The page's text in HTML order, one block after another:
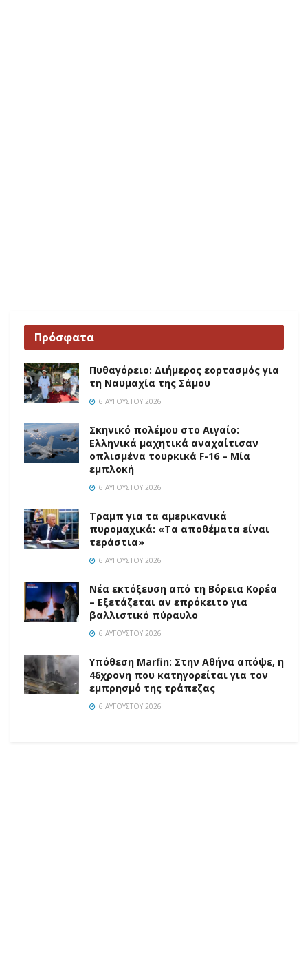
Πρόσφατα
Πυθαγόρειο: Διήμερος εορτασμός για
τη Ναυμαχία της Σάμου
6 ΑΥΓΟΎΣΤΟΥ 2026
Σκηνικό πολέμου στο Αιγαίο:
Ελληνικά μαχητικά αναχαίτισαν
οπλισμένα τουρκικά F-16 – Μία
εμπλοκή
6 ΑΥΓΟΎΣΤΟΥ 2026
Τραμπ για τα αμερικανικά
πυρομαχικά: «Τα αποθέματα είναι
τεράστια»
6 ΑΥΓΟΎΣΤΟΥ 2026
Νέα εκτόξευση από τη Βόρεια Κορέα
– Εξετάζεται αν επρόκειτο για
βαλλιστικό πύραυλο
6 ΑΥΓΟΎΣΤΟΥ 2026
Υπόθεση Marfin: Στην Αθήνα απόψε, η
46χρονη που κατηγορείται για τον
εμπρησμό της τράπεζας
6 ΑΥΓΟΎΣΤΟΥ 2026